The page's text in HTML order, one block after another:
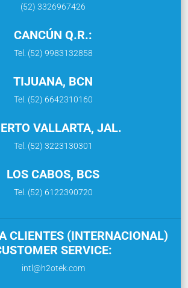
(52) 3326967426
CANCÚN Q.R.:
Tel. (52) 9983132858
TIJUANA, BCN
Tel. (52) 6642310160
VALLARTA, JAL.
Tel. (52) 3223130301
LOS CABOS, BCS
Tel. (52) 6122390720
CLIENTES (INTERNACIONAL)
SERVICE:
intl@h2otek.com